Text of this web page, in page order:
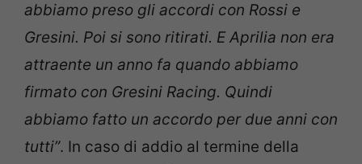
abbiamo preso gli accordi con Rossi e
Gresini. Poi si sono ritirati. E Aprilia non era
attraente un anno fa quando abbiamo
firmato con Gresini Racing. Quindi
abbiamo fatto un accordo per due anni con
tutti”. In caso di addio al termine della